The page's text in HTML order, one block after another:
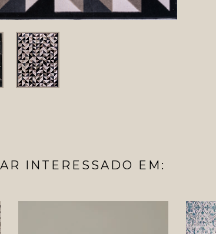
INTERESSADO EM: